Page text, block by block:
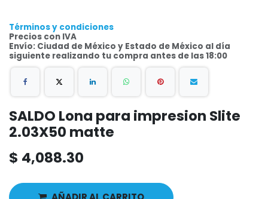
Términos y condiciones
Precios con IVA
Envío: Ciudad de México y Estado de México al día
siguiente realizando tu compra antes de las 18:00
SALDO Lona para impresion Slite
2.03X50 matte
$ 4,088.30